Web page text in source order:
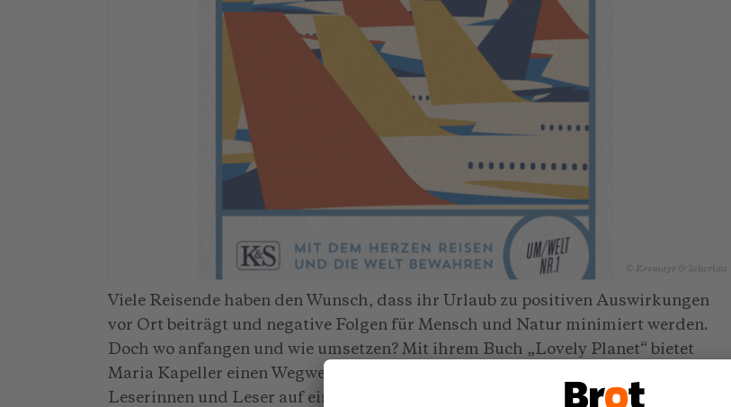
© Kremayr & Scheriau
Viele Reisende haben den Wunsch, dass ihr Urlaub zu positiven Auswirkungen
vor Ort beiträgt und negative Folgen für Mensch und Natur minimiert werden.
Doch wo anfangen und wie umsetzen? Mit ihrem Buch „Lovely Planet“ bietet
Maria Kapeller einen Wegweiser, um ins Handeln zu kommen. Sie lädt die
Leserinnen und Leser auf eine geistige Reise ein, um ihre eigenen Werte und